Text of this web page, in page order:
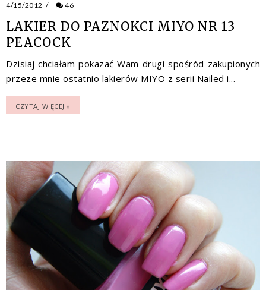
4/15/2012 / 46
LAKIER DO PAZNOKCI MIYO NR 13
PEACOCK
Dzisiaj chciałam pokazać Wam drugi spośród zakupionych
przeze mnie ostatnio lakierów MIYO z serii Nailed i...
CZYTAJ WIĘCEJ »